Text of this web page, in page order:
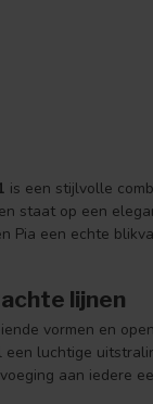
is een stijlvolle
staat op een
Pia een echte
lijnen
vormen en
luchtige
aan iedere